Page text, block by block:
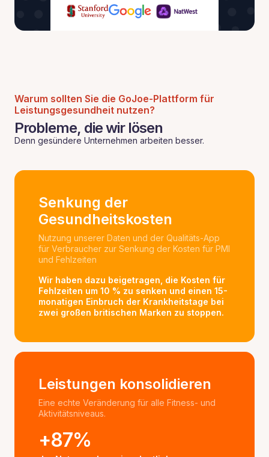
Warum sollten Sie die GoJoe-Plattform für
Leistungsgesundheit nutzen?
Probleme, die wir lösen
Denn gesündere Unternehmen arbeiten besser.
Senkung der
Gesundheitskosten
Nutzung unserer Daten und der Qualitäts-App
für Verbraucher zur Senkung der Kosten für PMI
und Fehlzeiten
Wir haben dazu beigetragen, die Kosten für
Fehlzeiten um 10 % zu senken und einen 15-
monatigen Einbruch der Krankheitstage bei
zwei großen britischen Marken zu stoppen.
Leistungen konsolidieren
Eine echte Veränderung für alle Fitness- und
Aktivitätsniveaus.
+87%